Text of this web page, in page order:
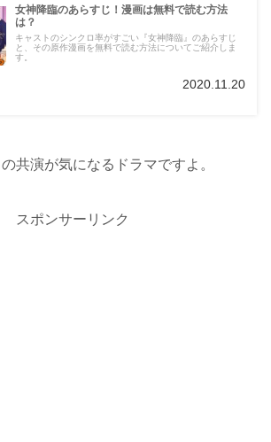
女神降臨のあらすじ！漫画は無料で読む方法
は？
キャストのシンクロ率がすごい『女神降臨』のあらすじ
と、その原作漫画を無料で読む方法についてご紹介しま
す。
2020.11.20
共演が気になるドラマですよ。
スポンサーリンク